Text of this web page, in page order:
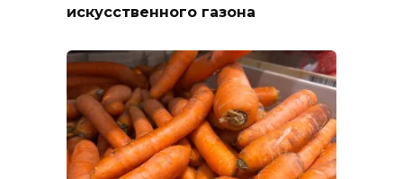
искусственного газона